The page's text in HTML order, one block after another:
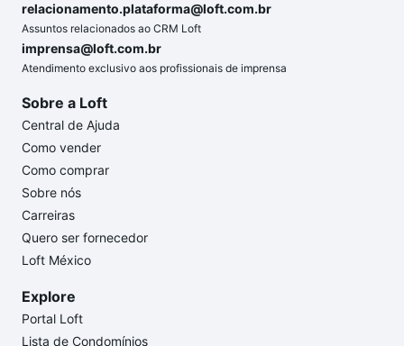
relacionamento.plataforma@loft.com.br
Assuntos relacionados ao CRM Loft
imprensa@loft.com.br
Atendimento exclusivo aos profissionais de imprensa
Sobre a Loft
Central de Ajuda
Como vender
Como comprar
Sobre nós
Carreiras
Quero ser fornecedor
Loft México
Explore
Portal Loft
Lista de Condomínios